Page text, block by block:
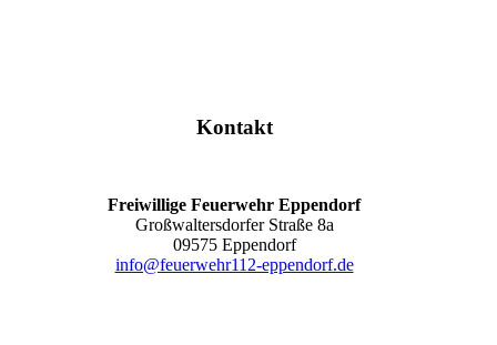
Kontakt
Freiwillige Feuerwehr Eppendorf
Großwaltersdorfer Straße 8a
09575 Eppendorf
info@feuerwehr112-eppendorf.de